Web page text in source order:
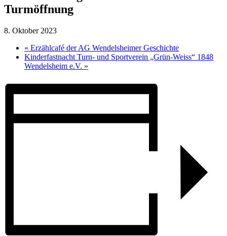
Turmöffnung
8. Oktober 2023
« Erzählcafé der AG Wendelsheimer Geschichte
Kinderfastnacht Turn- und Sportverein „Grün-Weiss“ 1848
Wendelsheim e.V. »